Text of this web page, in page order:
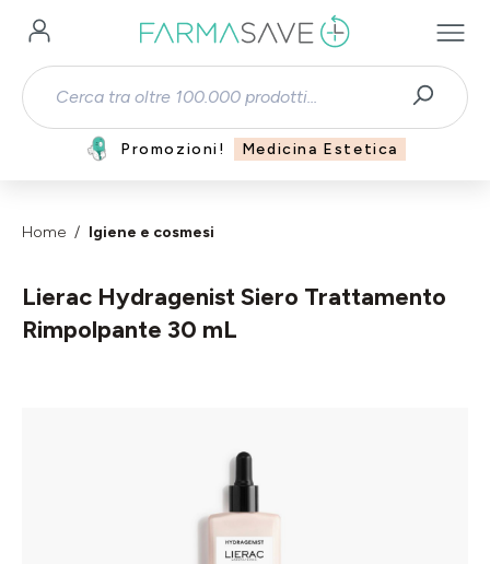
Passa al contenuto principale
Promozioni! Medicina Estetica
Home Igiene e cosmesi
Lierac Hydragenist Siero Trattamento
Rimpolpante 30 mL